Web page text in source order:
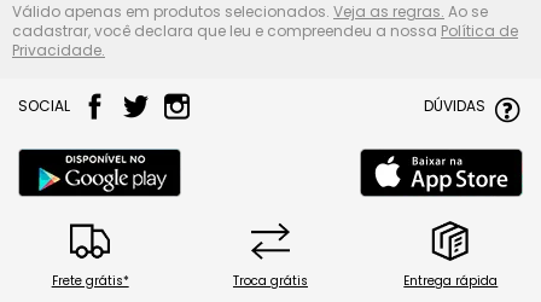
Válido apenas em produtos selecionados. Veja as regras. Ao se
cadastrar, você declara que leu e compreendeu a nossa Política de
Privacidade.
SOCIAL DÚVIDAS
Frete grátis* Troca grátis Entrega rápida